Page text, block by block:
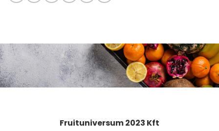
Fruituniversum 2023 Kft